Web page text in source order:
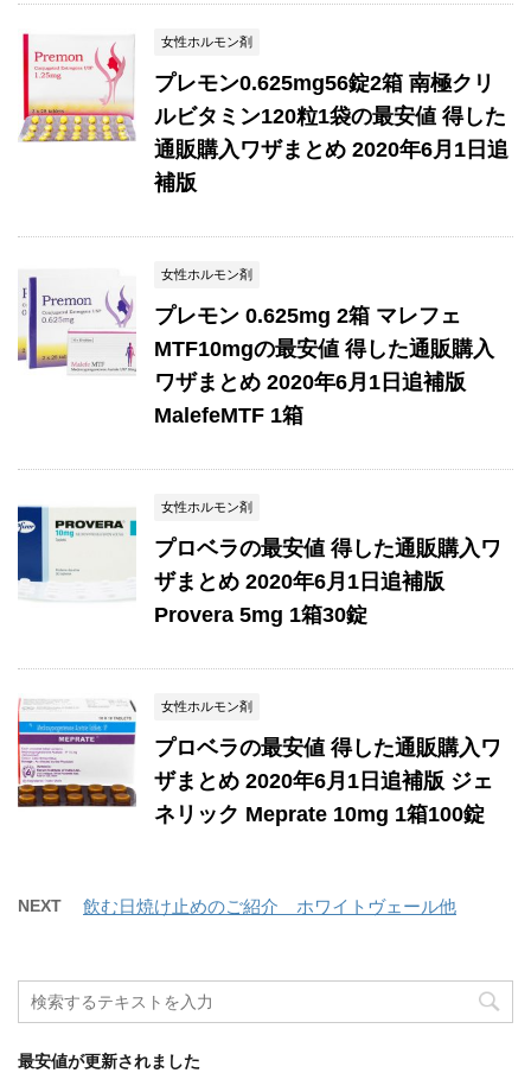
女性ホルモン剤
プレモン0.625mg56錠2箱 南極クリ
ルビタミン120粒1袋の最安値 得した
通販購入ワザまとめ 2020年6月1日追
補版
女性ホルモン剤
プレモン 0.625mg 2箱 マレフェ
MTF10mgの最安値 得した通販購入
ワザまとめ 2020年6月1日追補版
MalefeMTF 1箱
女性ホルモン剤
プロベラの最安値 得した通販購入ワ
ザまとめ 2020年6月1日追補版
Provera 5mg 1箱30錠
女性ホルモン剤
プロベラの最安値 得した通販購入ワ
ザまとめ 2020年6月1日追補版 ジェ
ネリック Meprate 10mg 1箱100錠
NEXT 飲む日焼け止めのご紹介 ホワイトヴェール他
最安値が更新されました